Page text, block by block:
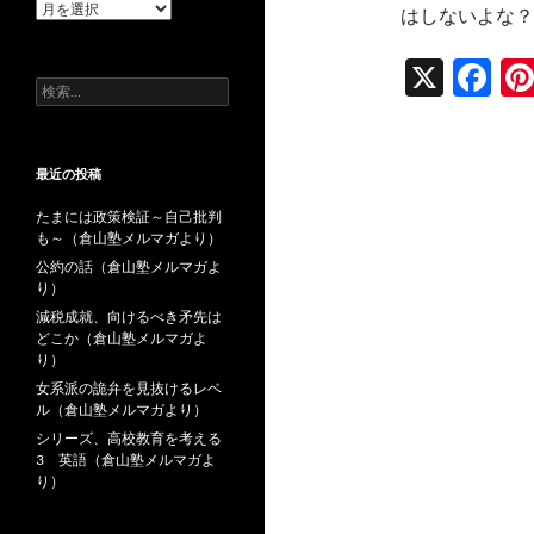
はしないよな？
X
F
過
稿
検
索:
最近の投稿
たまには政策検証～自己批判
も～（倉山塾メルマガより）
公約の話（倉山塾メルマガよ
り）
減税成就、向けるべき矛先は
どこか（倉山塾メルマガよ
り）
女系派の詭弁を見抜けるレベ
ル（倉山塾メルマガより）
シリーズ、高校教育を考える
3 英語（倉山塾メルマガよ
り）